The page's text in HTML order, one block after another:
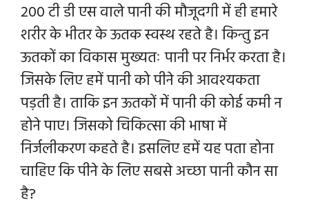
200 टी डी एस वाले पानी की मौजूदगी में ही हमारे
शरीर के भीतर के ऊतक स्वस्थ रहते है। किन्तु इन
ऊतकों का विकास मुख्यतः पानी पर निर्भर करता है।
जिसके लिए हमें पानी को पीने की आवश्यकता
पड़ती है। ताकि इन ऊतकों में पानी की कोई कमी न
होने पाए। जिसको चिकित्सा की भाषा में
निर्जलीकरण कहते है। इसलिए हमें यह पता होना
चाहिए कि पीने के लिए सबसे अच्छा पानी कौन सा
है?